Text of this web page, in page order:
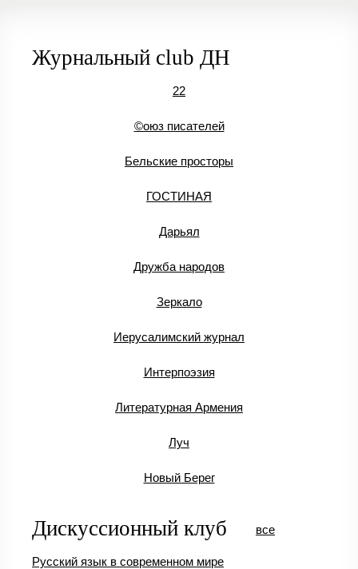
Журнальный club ДН
22
©оюз писателей
Бельские просторы
ГОСТИНАЯ
Дарьял
Дружба народов
Зеркало
Иерусалимский журнал
Интерпоэзия
Литературная Армения
Луч
Новый Берег
Дискуссионный клуб
Русский язык в современном мире
все